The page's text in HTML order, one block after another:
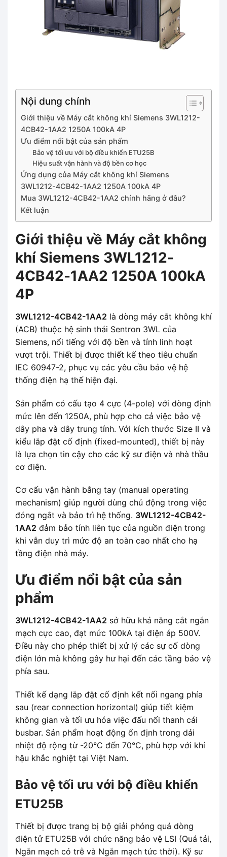
Nội dung chính
Giới thiệu về Máy cắt không khí Siemens 3WL1212-
4CB42-1AA2 1250A 100kA 4P
Ưu điểm nổi bật của sản phẩm
Bảo vệ tối ưu với bộ điều khiển ETU25B
Hiệu suất vận hành và độ bền cơ học
Ứng dụng của Máy cắt không khí Siemens
3WL1212-4CB42-1AA2 1250A 100kA 4P
Mua 3WL1212-4CB42-1AA2 chính hãng ở đâu?
Kết luận
Giới thiệu về Máy cắt không
khí Siemens 3WL1212-
4CB42-1AA2 1250A 100kA
4P
3WL1212-4CB42-1AA2 là dòng máy cắt không khí
(ACB) thuộc hệ sinh thái Sentron 3WL của
Siemens, nổi tiếng với độ bền và tính linh hoạt
vượt trội. Thiết bị được thiết kế theo tiêu chuẩn
IEC 60947-2, phục vụ các yêu cầu bảo vệ hệ
thống điện hạ thế hiện đại.
Sản phẩm có cấu tạo 4 cực (4-pole) với dòng định
mức lên đến 1250A, phù hợp cho cả việc bảo vệ
dây pha và dây trung tính. Với kích thước Size II và
kiểu lắp đặt cố định (fixed-mounted), thiết bị này
là lựa chọn tin cậy cho các kỹ sư điện và nhà thầu
cơ điện.
Cơ cấu vận hành bằng tay (manual operating
mechanism) giúp người dùng chủ động trong việc
đóng ngắt và bảo trì hệ thống. 3WL1212-4CB42-
1AA2 đảm bảo tính liên tục của nguồn điện trong
khi vẫn duy trì mức độ an toàn cao nhất cho hạ
tầng điện nhà máy.
Ưu điểm nổi bật của sản
phẩm
3WL1212-4CB42-1AA2 sở hữu khả năng cắt ngắn
mạch cực cao, đạt mức 100kA tại điện áp 500V.
Điều này cho phép thiết bị xử lý các sự cố dòng
điện lớn mà không gây hư hại đến các tầng bảo vệ
phía sau.
Thiết kế dạng lắp đặt cố định kết nối ngang phía
sau (rear connection horizontal) giúp tiết kiệm
không gian và tối ưu hóa việc đấu nối thanh cái
busbar. Sản phẩm hoạt động ổn định trong dải
nhiệt độ rộng từ -20°C đến 70°C, phù hợp với khí
hậu khắc nghiệt tại Việt Nam.
Bảo vệ tối ưu với bộ điều khiển
ETU25B
Thiết bị được trang bị bộ giải phóng quá dòng
điện tử ETU25B với chức năng bảo vệ LSI (Quá tải,
Ngắn mạch có trễ và Ngắn mạch tức thời). Kỹ sư